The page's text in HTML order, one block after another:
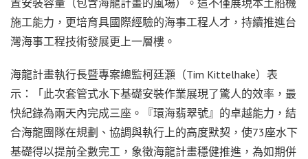
施工能力，更培育具國際經驗的海事工程人才，持續推進台
灣海事工程技術發展更上一層樓。
海龍計畫執行長暨專案總監柯廷灝（Tim Kittelhake）表
示：「此次套管式水下基礎安裝作業展現了驚人的效率，最
快紀錄為兩天內完成三座。『環海翡翠號』的卓越能力，結
合海龍團隊在規劃、協調與執行上的高度默契，使73座水下
基礎得以提前全數完工，象徵海龍計畫穩健推進，為如期併